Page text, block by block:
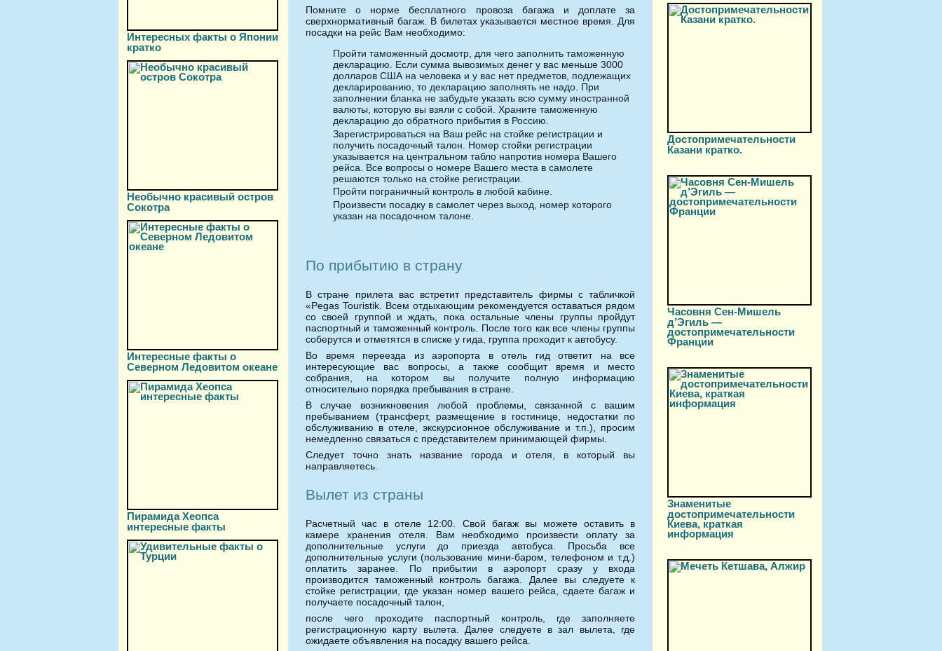
Интересных факты о Японии
кратко
Необычно красивый остров
Сокотра
Интересные факты о
Северном Ледовитом океане
Пирамида Хеопса
интересные факты
Помните о норме бесплатного провоза багажа и доплате за
сверхнормативный багаж. В билетах указывается местное время. Для
посадки на рейс Вам необходимо:
Пройти таможенный досмотр, для чего заполнить таможенную
декларацию. Если сумма вывозимых денег у вас меньше 3000
долларов США на человека и у вас нет предметов, подлежащих
декларированию, то декларацию заполнять не надо. При
заполнении бланка не забудьте указать всю сумму иностранной
валюты, которую вы взяли с собой. Храните таможенную
декларацию до обратного прибытия в Россию.
Зарегистрироваться на Ваш рейс на стойке регистрации и
получить посадочный талон. Номер стойки регистрации
указывается на центральном табло напротив номера Вашего
рейса. Все вопросы о номере Вашего места в самолете
решаются только на стойке регистрации.
Пройти пограничный контроль в любой кабине.
Произвести посадку в самолет через выход, номер которого
указан на посадочном талоне.
По прибытию в страну
В стране прилета вас встретит представитель фирмы с табличкой
«Pegas Touristik. Всем отдыхающим рекомендуется оставаться рядом
со своей группой и ждать, пока остальные члены группы пройдут
паспортный и таможенный контроль. После того как все члены группы
соберутся и отметятся в списке у гида, группа проходит к автобусу.
Во время переезда из аэропорта в отель гид ответит на все
интересующие вас вопросы, а также сообщит время и место
собрания, на котором вы получите полную информацию
относительно порядка пребывания в стране.
В случае возникновения любой проблемы, связанной с вашим
пребыванием (трансферт, размещение в гостинице, недостатки по
обслуживанию в отеле, экскурсионное обслуживание и т.п.), просим
немедленно связаться с представителем принимающей фирмы.
Следует точно знать название города и отеля, в который вы
направляетесь.
Вылет из страны
Расчетный час в отеле 12:00. Свой багаж вы можете оставить в
камере хранения отеля. Вам необходимо произвести оплату за
дополнительные услуги до приезда автобуса. Просьба все
дополнительные услуги (пользование мини-баром, телефоном и т.д.)
оплатить заранее. По прибытии в аэропорт сразу у входа
производится таможенный контроль багажа. Далее вы следуете к
стойке регистрации, где указан номер вашего рейса, сдаете багаж и
получаете посадочный талон,
после чего проходите паспортный контроль, где заполняете
регистрационную карту вылета. Далее следуете в зал вылета, где
ожидаете объявления на посадку вашего рейса.
Достопримечательности
Казани кратко.
Часовня Сен-Мишель
д’Эгиль —
достопримечательности
Франции
Знаменитые
достопримечательности
Киева, краткая
информация